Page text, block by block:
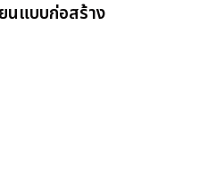
นแบบก่อสร้าง